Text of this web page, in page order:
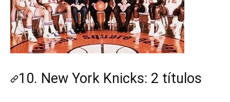
10. New York Knicks: 2 títulos